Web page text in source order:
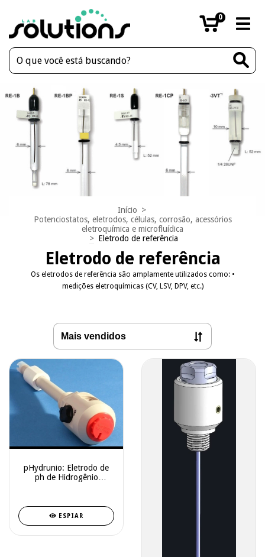
0
Início >
Potenciostatos, eletrodos, células, corrosão, acessórios
eletroquímica e microfluídica
> Eletrodo de referência
Eletrodo de referência
Os eletrodos de referência são amplamente utilizados como: •
medições eletroquímicas (CV, LSV, DPV, etc.)
pHydrunio: Eletrodo de
ph de Hidrogênio
ESPIAR